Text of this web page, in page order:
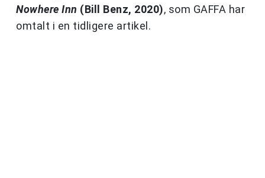
Nowhere Inn (Bill Benz, 2020), som GAFFA har
omtalt i en tidligere artikel.